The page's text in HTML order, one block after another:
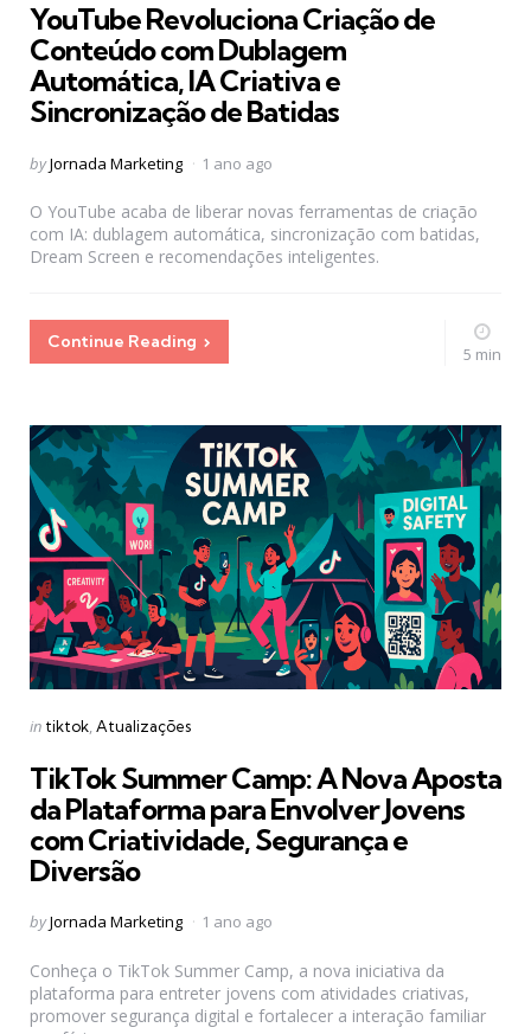
YouTube Revoluciona Criação de
Conteúdo com Dublagem
Automática, IA Criativa e
Sincronização de Batidas
Posted
byJornada Marketing 1 ano ago
O YouTube acaba de liberar novas ferramentas de criação
com IA: dublagem automática, sincronização com batidas,
Dream Screen e recomendações inteligentes.
Continue Reading
5 min
Categories
Posted
in tiktok Atualizações
TikTok Summer Camp: A Nova Aposta
da Plataforma para Envolver Jovens
com Criatividade, Segurança e
Diversão
Posted
byJornada Marketing 1 ano ago
Conheça o TikTok Summer Camp, a nova iniciativa da
plataforma para entreter jovens com atividades criativas,
promover segurança digital e fortalecer a interação familiar